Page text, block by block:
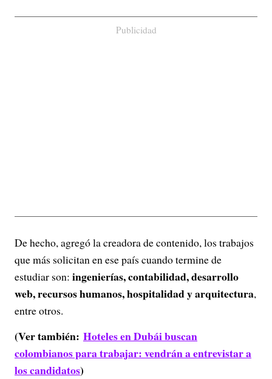
Publicidad
De hecho, agregó la creadora de contenido, los trabajos
que más solicitan en ese país cuando termine de
estudiar son: ingenierías, contabilidad, desarrollo
web, recursos humanos, hospitalidad y arquitectura,
entre otros.
(Ver también: Hoteles en Dubái buscan
colombianos para trabajar: vendrán a entrevistar a
los candidatos)